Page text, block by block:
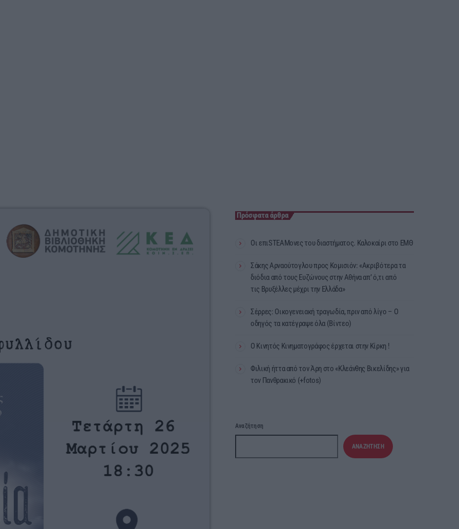
Πρόσφατα άρθρα
Οι επιSTEAMονες του διαστήματος. Καλοκαίρι στο ΕΜΘ
Σάκης Αρναούτογλου προς Κομισιόν: «Ακριβότερα τα
διόδια από τους Ευζώνους στην Αθήνα απ’ ό,τι από
τις Βρυξέλλες μέχρι την Ελλάδα»
Σέρρες: Οικογενειακή τραγωδία, πριν από λίγο – Ο
οδηγός τα κατέγραψε όλα (Βίντεο)
Ο Κινητός Κινηματογράφος έρχεται στην Κίρκη !
Φιλική ήττα από τον Άρη στο «Κλεάνθης Βικελίδης» για
τον Πανθρακικό (+fotos)
Αναζήτηση
ΑΝΑΖΉΤΗΣΗ